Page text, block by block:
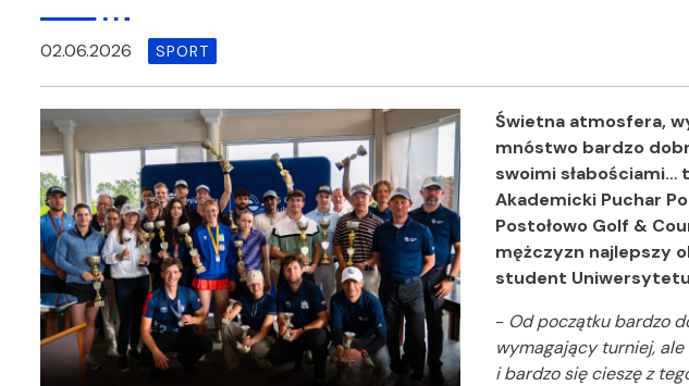
02.06.2026 SPORT
Świetna atmosfera,
mnóstwo bardzo
swoimi
Akademicki Puchar
Postołowo Golf &
mężczyzn najlepszy
student
- Od początku bardzo
wymagający turniej, ale
i bardzo się cieszę z